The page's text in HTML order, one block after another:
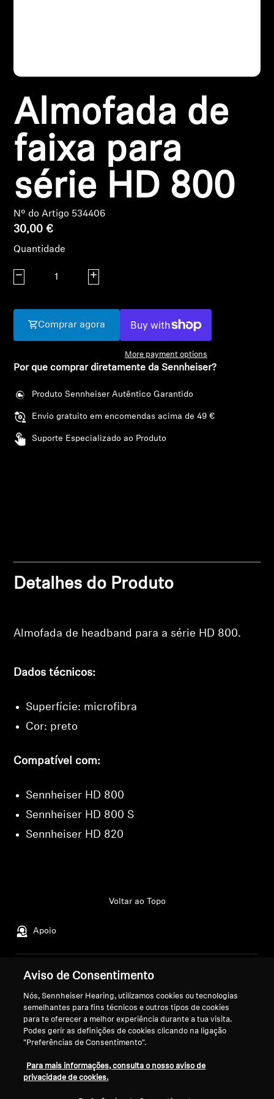
Audição por Categoria
Auscultadores para Audição de TV
Recursos de Audição
Peças e Acessórios Originais para Audição
Barras de som
AMBEO Soundbars e Subs
Descobre a AMBEO
Peças e Acessórios AMBEO
Explorar
Sobre Nós
Almofada de
faixa para
série HD 800
Nº do Artigo 534406
30,00 €
Quantidade
Diminuir quantidadeAumentar quantidade
Comprar agora
More payment options
Por que comprar diretamente da Sennheiser?
Produto Sennheiser Autêntico Garantido
Envio gratuito em encomendas acima de 49 €
Suporte Especializado ao Produto
Detalhes do Produto
Almofada de headband para a série HD 800.
Dados técnicos:
Superfície: microfibra
Cor: preto
Compatível com:
Sennheiser HD 800
Sennheiser HD 800 S
Sennheiser HD 820
Apoio
Voltar ao Topo
Política Global de Privacidade
Termos e Condições Gerais de
Vendas Online a Consumidores
Coordenada de Vulnerabilidades
Sobre Nós
Carreira na Sonova
Contactos de Imprensa
Sala de Imprensa
Marca Sennheiser
Aviso de Consentimento
Nós, Sennheiser Hearing, utilizamos cookies ou tecnologias
semelhantes para fins técnicos e outros tipos de cookies
para te oferecer a melhor experiência durante a tua visita.
Podes gerir as definições de cookies clicando na ligação
"Preferências de Consentimento".
Para mais informações, consulta o nosso aviso de
privacidade de cookies.
wishlist and view your previously saved items.